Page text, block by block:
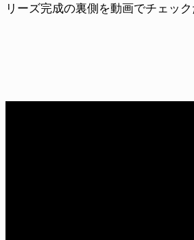
リーズ完成の裏側を動画でチェック